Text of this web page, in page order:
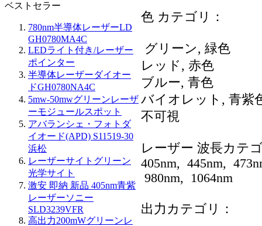
ベストセラー
780nm半導体レーザーLD
GH0780MA4C
LEDライト付き/レーザー
ポインター
半導体レーザーダイオー
ドGH0780NA4C
5mw-50mwグリーンレーザ
ーモジュールスポット
アバランシェ・フォトダ
イオード(APD) S11519-30
浜松
レーザーサイトグリーン
光学サイト
激安 即納 新品 405nm青紫
レーザーソニー
SLD3239VFR
高出力200mWグリーンレ
色 カテゴリ：
グリーン, 緑色
レッド, 赤色
ブルー, 青色
バイオレット, 青紫
不可視
レーザー 波長カテ
405nm, 445nm,
980nm, 1064nm
出力カテゴリ：